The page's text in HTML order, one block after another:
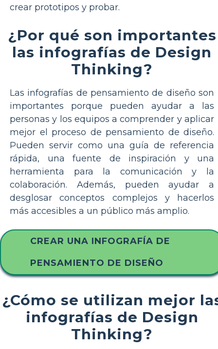
crear prototipos y probar.
¿Por qué son importantes
las infografías de Design
Thinking?
Las infografías de pensamiento de diseño son
importantes porque pueden ayudar a las
personas y los equipos a comprender y aplicar
mejor el proceso de pensamiento de diseño.
Pueden servir como una guía de referencia
rápida, una fuente de inspiración y una
herramienta para la comunicación y la
colaboración. Además, pueden ayudar a
desglosar conceptos complejos y hacerlos
más accesibles a un público más amplio.
CREAR UNA INFOGRAFÍA DE
PENSAMIENTO DE DISEÑO
¿Cómo se utilizan mejor
infografías de Design
Thinking?